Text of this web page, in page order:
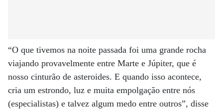
“O que tivemos na noite passada foi uma grande rocha
viajando provavelmente entre Marte e Júpiter, que é
nosso cinturão de asteroides. E quando isso acontece,
cria um estrondo, luz e muita empolgação entre nós
(especialistas) e talvez algum medo entre outros”, disse